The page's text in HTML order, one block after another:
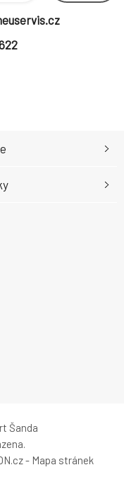
Šanda
- Mapa stránek